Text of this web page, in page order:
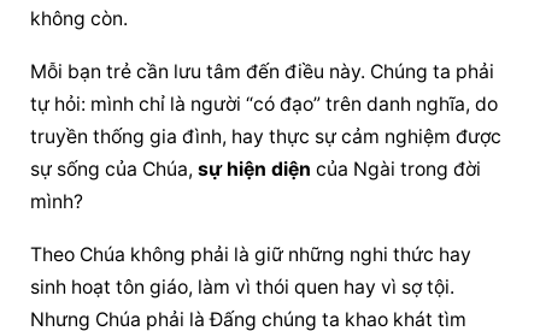
không còn.
Mỗi bạn trẻ cần lưu tâm đến điều này. Chúng ta phải
tự hỏi: mình chỉ là người “có đạo” trên danh nghĩa, do
truyền thống gia đình, hay thực sự cảm nghiệm được
sự sống của Chúa, sự hiện diện của Ngài trong đời
mình?
Theo Chúa không phải là giữ những nghi thức hay
sinh hoạt tôn giáo, làm vì thói quen hay vì sợ tội.
Nhưng Chúa phải là Đấng chúng ta khao khát tìm